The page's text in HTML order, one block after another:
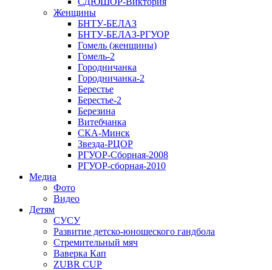
Женщины
БНТУ-БЕЛАЗ
БНТУ-БЕЛАЗ-РГУОР
Гомель (женщины)
Гомель-2
Городничанка
Городничанка-2
Берестье
Берестье-2
Березина
Витебчанка
СКА-Минск
Звезда-РЦОР
РГУОР-Сборная-2008
РГУОР-сборная-2010
Медиа
Фото
Видео
Детям
СУСУ
Развитие детско-юношеского гандбола
Стремительный мяч
Ваверка Кап
ZUBR CUP